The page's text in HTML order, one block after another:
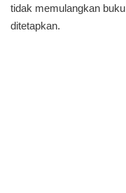
tidak memulangkan
ditetapkan.